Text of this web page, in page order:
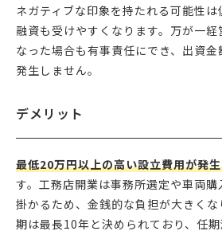
ネガティブな印象を持たれる可能性
融資も受けやすくなります。万が一
なった場合も有事責任にでき、出資
発生しません。
デメリット
最低20万円以上の高い設立費用が発
す。工務店開業は事務所選定や車両
掛かるため、金銭的な負担が大きく
期は最長10年と決められており、任